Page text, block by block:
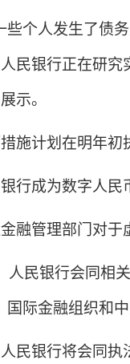
人发生了债务
民银行正在研
示。
计划在明年初
成为数字人民
管理部门对于
民银行会同相关
国际金融组织和
银行将会同执法